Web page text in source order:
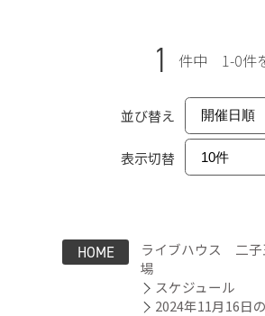
1 件中 1-0件
並び替え
表示切替
HOME
ライブハウス 二子
場
スケジュール
2024年11月16日